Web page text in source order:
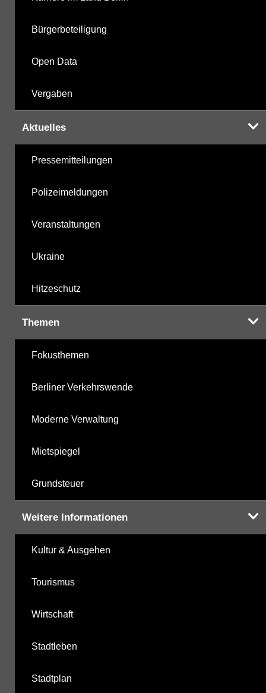
Bürgerbeteiligung
Open Data
Vergaben
Aktuelles
Pressemitteilungen
Polizeimeldungen
Veranstaltungen
Ukraine
Hitzeschutz
Themen
Fokusthemen
Berliner Verkehrswende
Moderne Verwaltung
Mietspiegel
Grundsteuer
Weitere Informationen
Kultur & Ausgehen
Tourismus
Wirtschaft
Stadtleben
Stadtplan